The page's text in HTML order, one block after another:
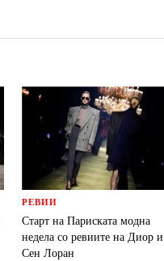
РЕВИИ
Старт на Париската модна
недела со ревиите на Диор и
Сен Лоран